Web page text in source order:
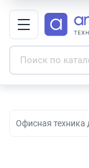
Офисная техника